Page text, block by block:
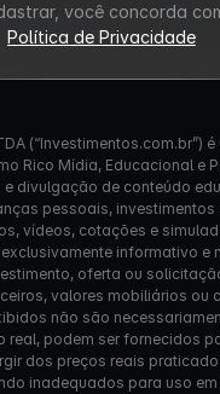
você concorda
Política de Privacidade
(“Investimentos.com.br”)
Rico Mídia, Educacional e
divulgação de conteúdo
pessoais, investimentos
vídeos, cotações e
informativo e
oferta ou
valores mobiliários ou
não são
real, podem ser fornecidos
dos preços reais
inadequados para uso